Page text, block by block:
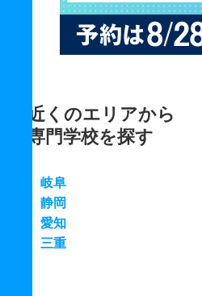
近くのエリアから
専門学校を探す
岐阜
静岡
愛知
三重